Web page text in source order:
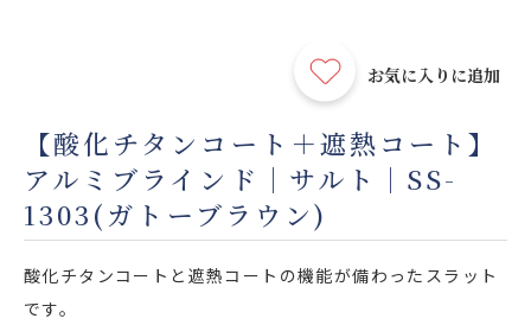
製品をさがす
店舗をさがす
私たちのこだわり
お気に入りに追加
【酸化チタンコート＋遮熱コート】
アルミブラインド｜サルト｜SS-
1303(ガトーブラウン)
酸化チタンコートと遮熱コートの機能が備わったスラット
です。